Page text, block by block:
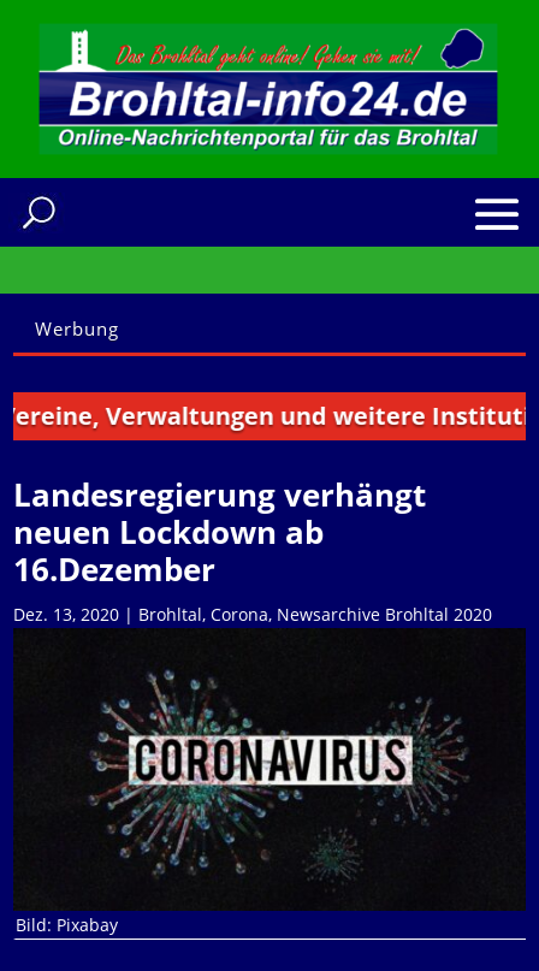
Werbung
Verwaltungen und weitere Institutionen
Landesregierung verhängt
neuen Lockdown ab
16.Dezember
Dez. 13, 2020 | Brohltal, Corona, Newsarchive Brohltal 2020
Bild: Pixabay